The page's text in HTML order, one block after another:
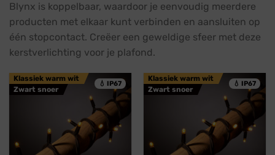
Blynx is koppelbaar, waardoor je eenvoudig meerdere
producten met elkaar kunt verbinden en aansluiten op
één stopcontact. Creëer een geweldige sfeer met deze
kerstverlichting voor je plafond.
💧 IP67
Klassiek warm wit
Zwart snoer
💧 IP67
Klassiek warm wit
Zwart snoer